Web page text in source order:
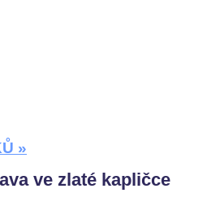
»
ve zlaté kapličce